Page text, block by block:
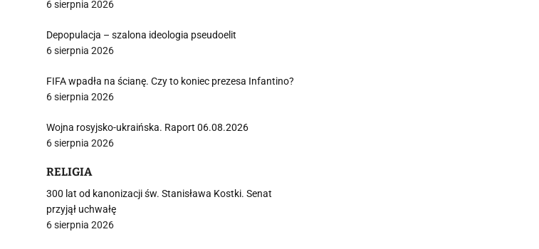
6 sierpnia 2026
Depopulacja – szalona ideologia pseudoelit
6 sierpnia 2026
FIFA wpadła na ścianę. Czy to koniec prezesa Infantino?
6 sierpnia 2026
Wojna rosyjsko-ukraińska. Raport 06.08.2026
6 sierpnia 2026
RELIGIA
300 lat od kanonizacji św. Stanisława Kostki. Senat
przyjął uchwałę
6 sierpnia 2026